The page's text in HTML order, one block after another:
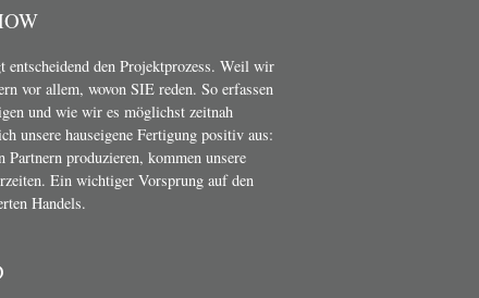
den Projektprozess. Weil wir
vor allem, wovon SIE reden. So erfassen
und wie wir es möglichst zeitnah
unsere hauseigene Fertigung positiv aus:
produzieren, kommen unsere
Ein wichtiger Vorsprung auf den
Handels.